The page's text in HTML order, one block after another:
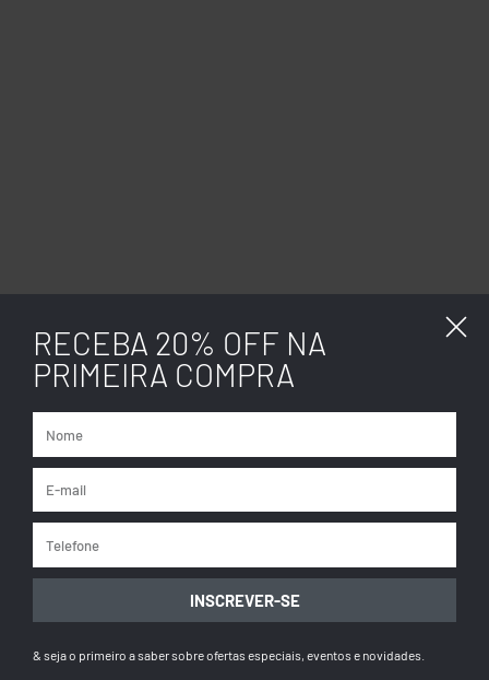
RECEBA 20% OFF NA
PRIMEIRA COMPRA
INSCREVER-SE
& seja o primeiro a saber sobre ofertas especiais, eventos e novidades.